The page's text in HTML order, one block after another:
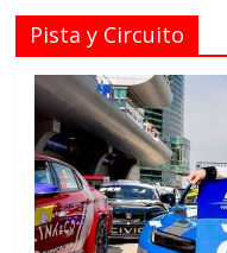
Pista y Circuito